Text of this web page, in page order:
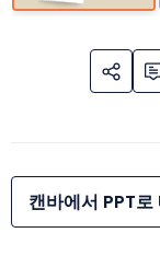
캔바에서 PPT